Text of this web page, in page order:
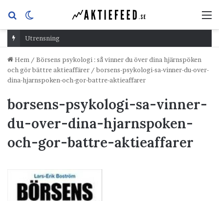
Sök
efterskin
Utrensning
Hem / Börsens psykologi : så vinner du över dina hjärnspöken
och gör bättre aktieaffärer / borsens-psykologi-sa-vinner-du-over-
dina-hjarnspoken-och-gor-battre-aktieaffarer
borsens-psykologi-sa-vinner-
du-over-dina-hjarnspoken-
och-gor-battre-aktieaffarer